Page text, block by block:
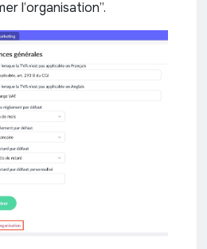
l’organisation”.